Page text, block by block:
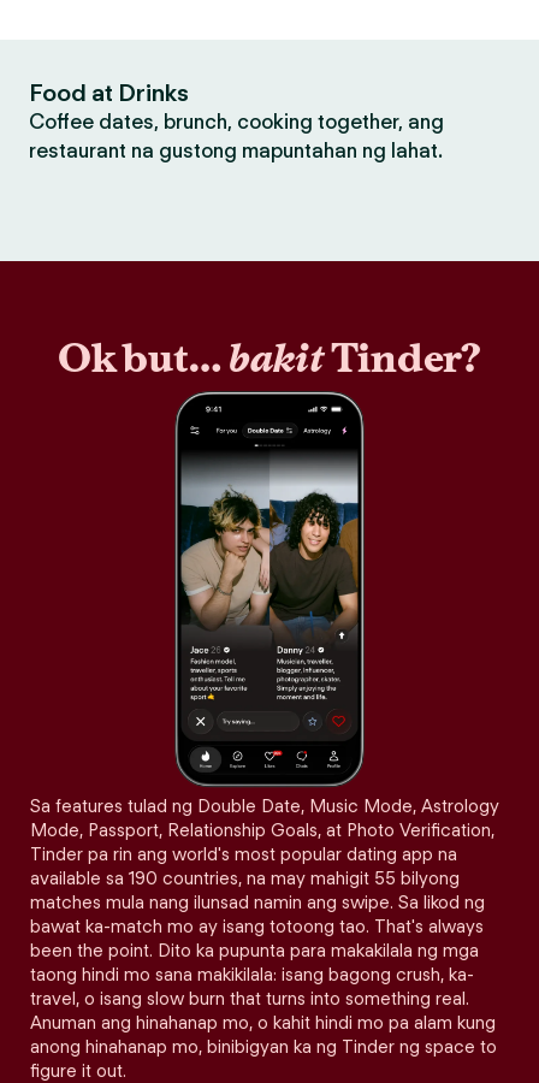
Food at Drinks
Coffee dates, brunch, cooking together, ang
restaurant na gustong mapuntahan ng lahat.
Ok but…bakitTinder?
Sa features tulad ng Double Date, Music Mode, Astrology
Mode, Passport, Relationship Goals, at Photo Verification,
Tinder pa rin ang world's most popular dating app na
available sa 190 countries, na may mahigit 55 bilyong
matches mula nang ilunsad namin ang swipe. Sa likod ng
bawat ka-match mo ay isang totoong tao. That's always
been the point. Dito ka pupunta para makakilala ng mga
taong hindi mo sana makikilala: isang bagong crush, ka-
travel, o isang slow burn that turns into something real.
Anuman ang hinahanap mo, o kahit hindi mo pa alam kung
anong hinahanap mo, binibigyan ka ng Tinder ng space to
figure it out.